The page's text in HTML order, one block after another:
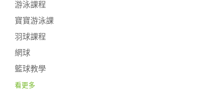
游泳課程
寶寶游泳課
羽球課程
網球
籃球教學
看更多